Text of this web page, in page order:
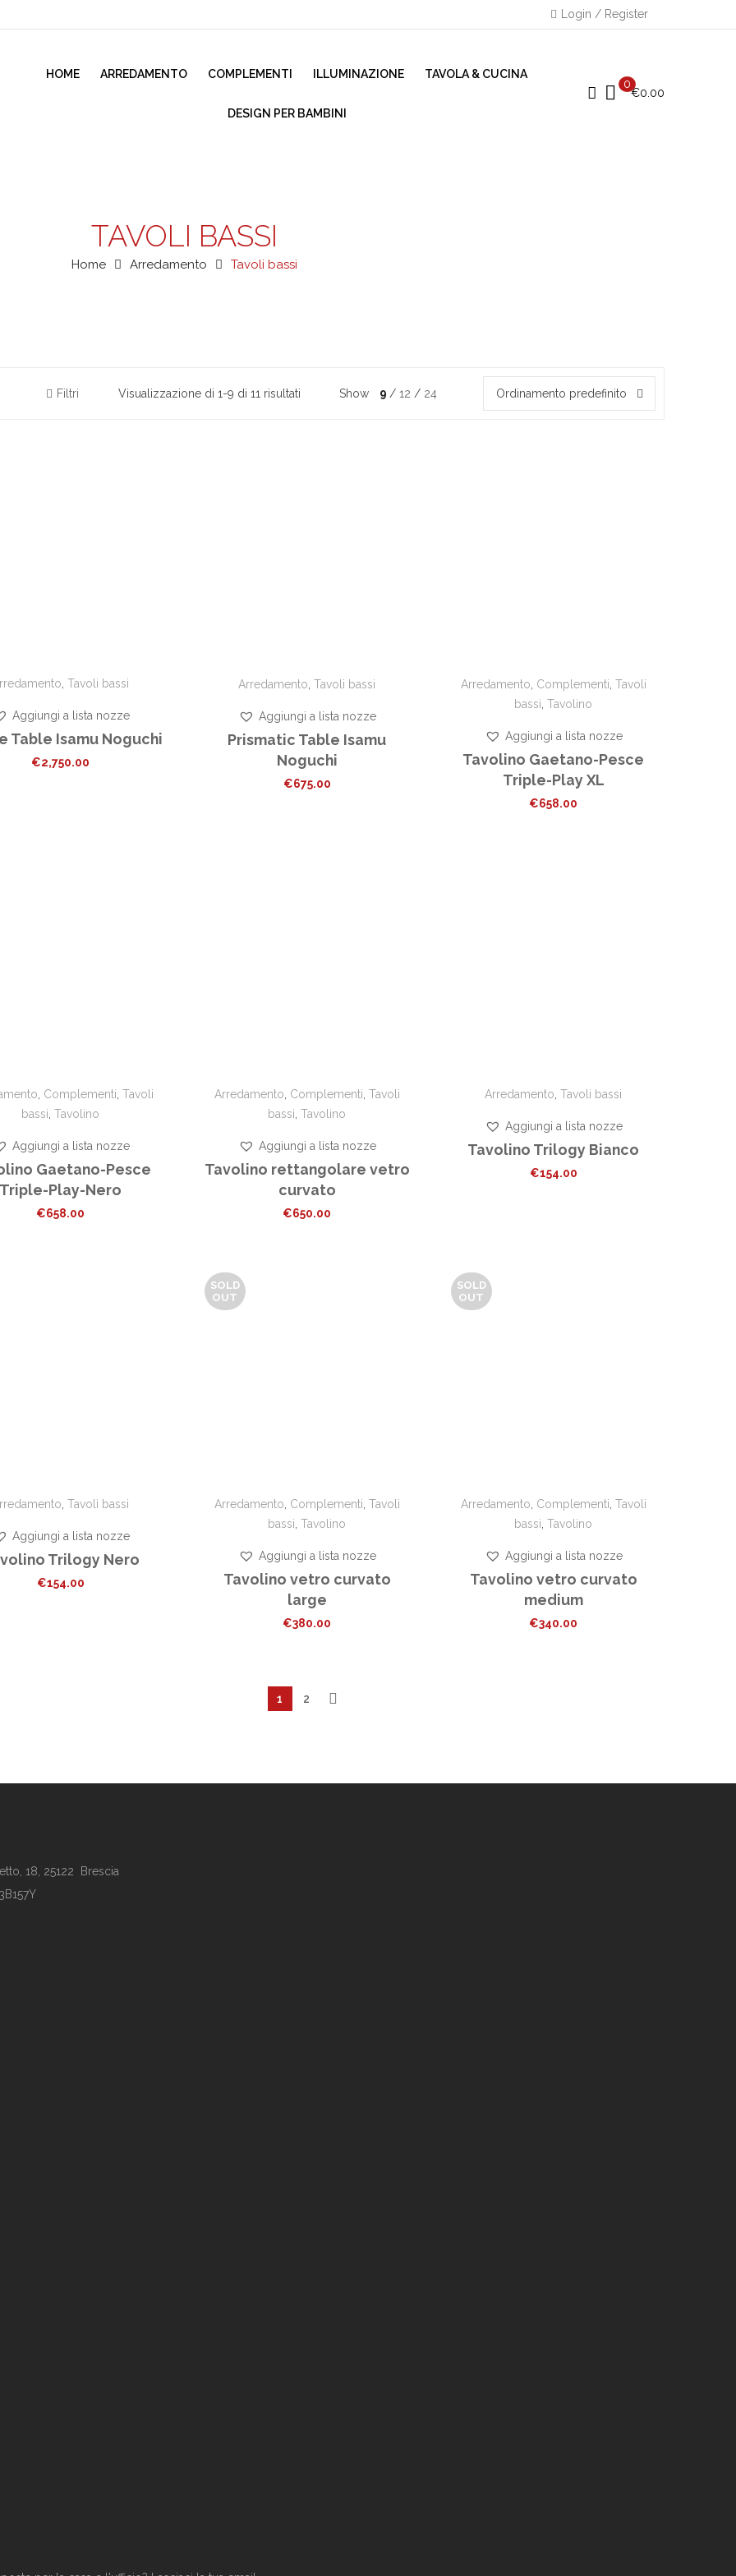
Login / Register
HOME ARREDAMENTO COMPLEMENTI ILLUMINAZIONE TAVOLA & CUCINA
DESIGN PER BAMBINI
0
€0.00
TAVOLI BASSI
Home Arredamento Tavoli bassi
Filtri Visualizzazione di 1-9 di 11 risultati Show 9 12 24 Ordinamento predefinito
,Tavoli bassi
Aggiungi a lista nozze
Table Isamu Noguchi
€2,750.00
Arredamento,Tavoli bassi
Aggiungi a lista nozze
Prismatic Table Isamu
Noguchi
€675.00
Arredamento Complementi Tavoli
bassi ,Tavolino
Aggiungi a lista nozze
Tavolino Gaetano-Pesce
Triple-Play XL
€658.00
Complementi Tavoli
bassi ,Tavolino
Aggiungi a lista nozze
Gaetano-Pesce
Triple-Play-Nero
€658.00
Arredamento Complementi Tavoli
bassi ,Tavolino
Aggiungi a lista nozze
Tavolino rettangolare vetro
curvato
€650.00
Arredamento ,Tavoli bassi
Aggiungi a lista nozze
Tavolino Trilogy Bianco
€154.00
,Tavoli bassi
Aggiungi a lista nozze
Trilogy Nero
€154.00
SOLD
OUT
Arredamento Complementi Tavoli
bassi ,Tavolino
Aggiungi a lista nozze
Tavolino vetro curvato
large
€380.00
SOLD
OUT
Arredamento Complementi Tavoli
bassi ,Tavolino
Aggiungi a lista nozze
Tavolino vetro curvato
medium
€340.00
1 2
18, 25122 Brescia